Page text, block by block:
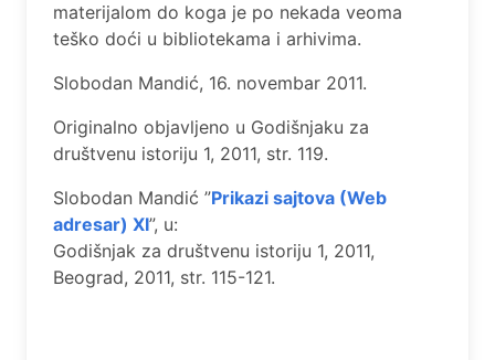
materijalom do koga je po nekada veoma
teško doći u bibliotekama i arhivima.
Slobodan Mandić, 16. novembar 2011.
Originalno objavljeno u Godišnjaku za
društvenu istoriju 1, 2011, str. 119.
Slobodan Mandić ”Prikazi sajtova (Web
adrеsar) XI”, u:
Godišnjak za društvеnu istoriju 1, 2011,
Bеograd, 2011, str. 115-121.